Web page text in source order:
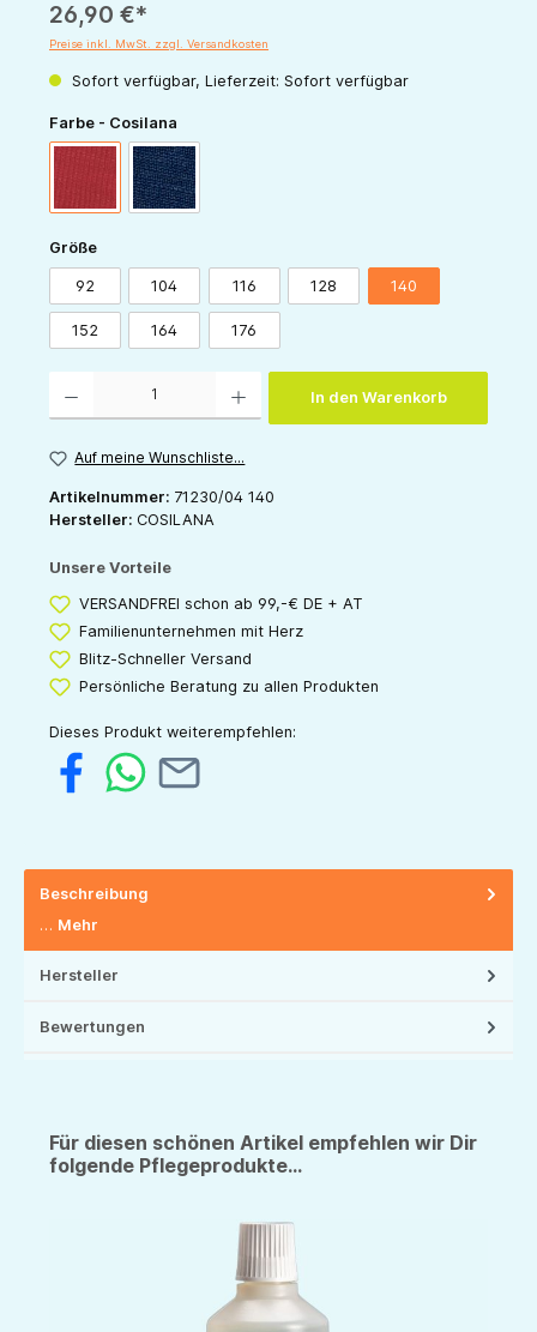
26,90 €*
Preise inkl. MwSt. zzgl. Versandkosten
Sofort verfügbar, Lieferzeit: Sofort verfügbar
Farbe - Cosilana
marine
Größeauswählen
92 104 116 128 140
152 164 176
In den Warenkorb
Auf meine Wunschliste...
Artikelnummer: 71230/04 140
Hersteller: COSILANA
Unsere Vorteile
VERSANDFREI schon ab 99,-€ DE + AT
Familienunternehmen mit Herz
Blitz-Schneller Versand
Persönliche Beratung zu allen Produkten
Dieses Produkt weiterempfehlen:
Beschreibung
… Mehr
Hersteller
Bewertungen
Für diesen schönen Artikel empfehlen wir Dir
folgende Pflegeprodukte...